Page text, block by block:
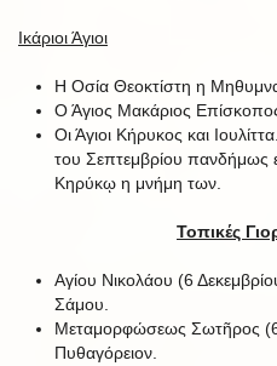
Ικάριοι Άγιοι
Η Οσία Θεοκτίστη η
Ο Άγιος Μακάριος
Οι Άγιοι Κήρυκος και
του Σεπτεμβρίου πανδήμως
Κηρύκῳ η μνήμη των.
Τοπικές
Αγίου Νικολάου (6
Σάμου.
Μεταμορφώσεως Σωτῆρος (6
Πυθαγόρειον.